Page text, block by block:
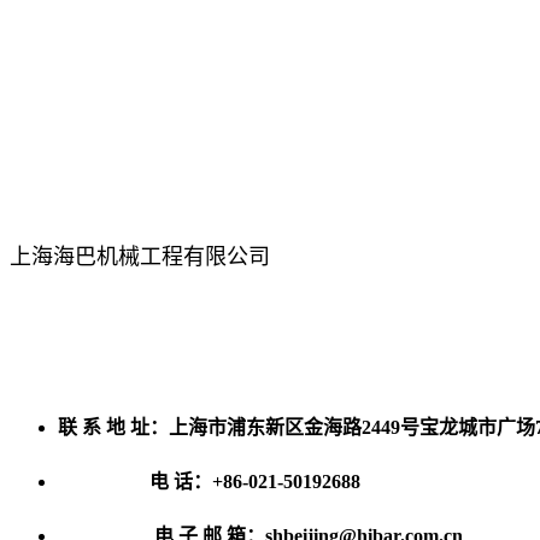
上海海巴机械工程有限公司
联 系 地 址：上海市浦东新区金海路2449号宝龙城市广场
电 话：+86-021-50192688